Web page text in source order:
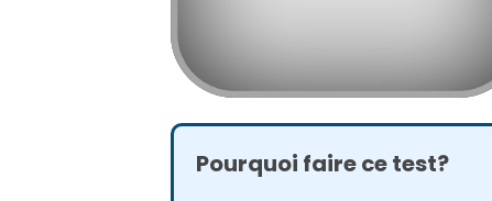
Pourquoi faire ce test?